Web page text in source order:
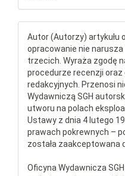
Autor (Autorzy) artykułu
opracowanie nie
trzecich. Wyraża zgodę
procedurze recenzji oraz
redakcyjnych. Przenosi
Wydawniczą SGH
utworu na polach
Ustawy z dnia 4 lutego
prawach pokrewnych –
została zaakceptowana
Oficyna Wydawnicza